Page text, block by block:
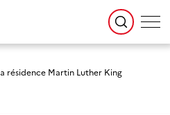
résidence Martin Luther King